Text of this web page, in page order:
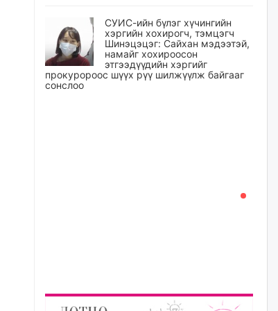
СУИС-ийн бүлэг хүчингийн
хэргийн хохирогч, тэмцэгч
Шинэцэцэг: Сайхан мэдээтэй,
намайг хохироосон
этгээдүүдийн хэргийг
прокуророос шүүх рүү шилжүүлж байгааг
сонслоо